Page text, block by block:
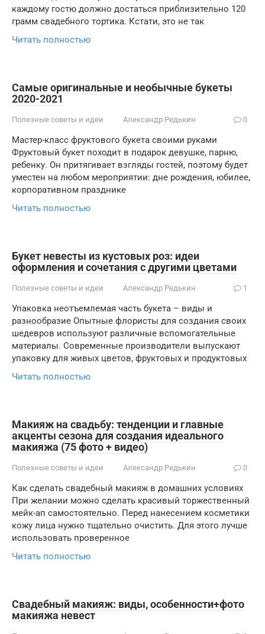
каждому гостю должно достаться приблизительно 120
грамм свадебного тортика. Кстати, это не так
Читать полностью
Самые оригинальные и необычные букеты
2020-2021
Полезные советы и идеи Александр Редькин 0
Мастер-класс фруктового букета своими руками
Фруктовый букет походит в подарок девушке, парню,
ребенку. Он притягивает взгляды гостей, поэтому будет
уместен на любом мероприятии: дне рождения, юбилее,
корпоративном празднике
Читать полностью
Букет невесты из кустовых роз: идеи
оформления и сочетания с другими цветами
Полезные советы и идеи Александр Редькин 1
Упаковка неотъемлемая часть букета – виды и
разнообразие Опытные флористы для создания своих
шедевров используют различные вспомогательные
материалы. Современные производители выпускают
упаковку для живых цветов, фруктовых и продуктовых
Читать полностью
Макияж на свадьбу: тенденции и главные
акценты сезона для создания идеального
макияжа (75 фото + видео)
Полезные советы и идеи Александр Редькин 0
Как сделать свадебный макияж в домашних условиях
При желании можно сделать красивый торжественный
мейк-ап самостоятельно. Перед нанесением косметики
кожу лица нужно тщательно очистить. Для этого лучше
использовать проверенное
Читать полностью
Свадебный макияж: виды, особенности+фото
макияжа невест